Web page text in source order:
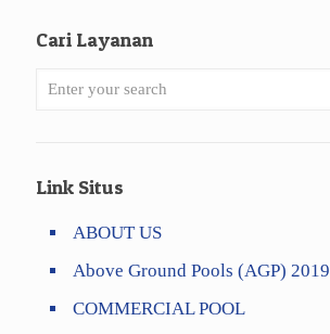
Cari Layanan
Link Situs
ABOUT US
Above Ground Pools (AGP) 2019
COMMERCIAL POOL